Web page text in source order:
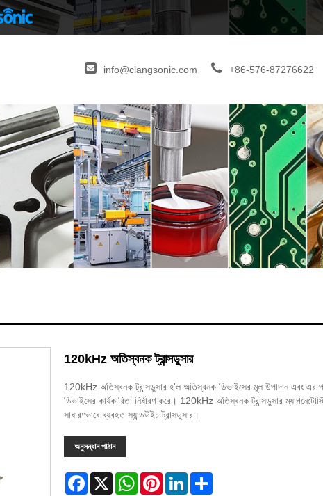
info@clangsonic.com +86-576-87276622
120kHz অতিস্বনক ট্রান্সডুসার
120kHz অতিস্বনক ট্রান্সডুসার হ'ল অতিস্বনক ডিভাইসের মূল উপাদান এবং এর
ডিভাইসের কার্যকারিতা নির্ধারণ করে। 120kHz অতিস্বনক ট্রান্সডুসার
সাধারণভাবে ব্যবহৃত স্যান্ডউইচ ট্রান্সডুসার।
অনুসন্ধান পাঠান
Facebook
X WhatsAppPinterestLinkedInShare